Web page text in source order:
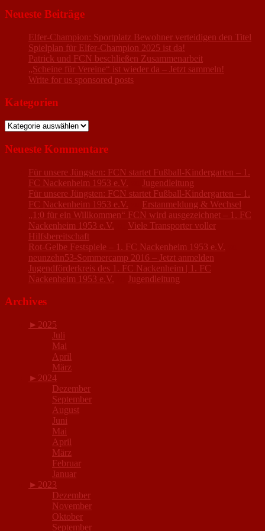
Neueste Beiträge
Elfer-Champion: Sportplatz Bewohner verteidigen den Titel
Spielplan für Elfer-Champion 2025 ist da!
Patrick und FCN beschließen Zusammenarbeit
„Scheine für Vereine“ ist wieder da – Jetzt sammeln!
Write for us sponsored posts
Kategorien
Kategorien
Neueste Kommentare
Für unsere Jüngsten: FCN startet Fußball-Kindergarten – 1.
FC Nackenheim 1953 e.V.
Jugendleitung
Für unsere Jüngsten: FCN startet Fußball-Kindergarten – 1.
FC Nackenheim 1953 e.V.
Erstanmeldung & Wechsel
„1:0 für ein Willkommen“ FCN wird ausgezeichnet – 1. FC
Nackenheim 1953 e.V.
Viele Transporter voller
Hilfsbereitschaft
Rot-Gelbe Festspiele – 1. FC Nackenheim 1953 e.V.
neunzehn53-Sommercamp 2016 – Jetzt anmelden
Jugendförderkreis des 1. FC Nackenheim | 1. FC
Nackenheim 1953 e.V.
Jugendleitung
Archives
► 2025
Juli
Mai
April
März
► 2024
Dezember
September
August
Juni
Mai
April
März
Februar
Januar
► 2023
Dezember
November
Oktober
September